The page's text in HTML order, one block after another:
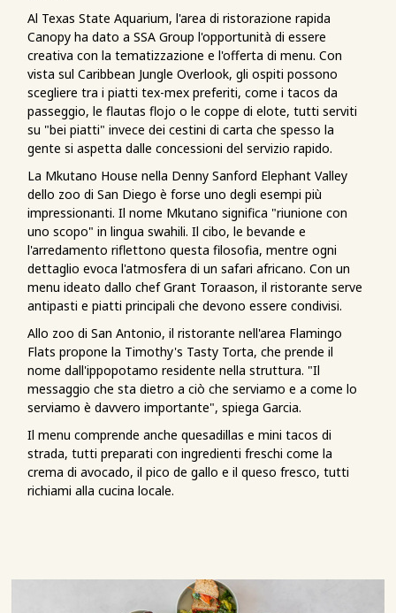
Al Texas State Aquarium, l'area di ristorazione rapida
Canopy ha dato a SSA Group l'opportunità di essere
creativa con la tematizzazione e l'offerta di menu. Con
vista sul Caribbean Jungle Overlook, gli ospiti possono
scegliere tra i piatti tex-mex preferiti, come i tacos da
passeggio, le flautas flojo o le coppe di elote, tutti serviti
su "bei piatti" invece dei cestini di carta che spesso la
gente si aspetta dalle concessioni del servizio rapido.
La Mkutano House nella Denny Sanford Elephant Valley
dello zoo di San Diego è forse uno degli esempi più
impressionanti. Il nome Mkutano significa "riunione con
uno scopo" in lingua swahili. Il cibo, le bevande e
l'arredamento riflettono questa filosofia, mentre ogni
dettaglio evoca l'atmosfera di un safari africano. Con un
menu ideato dallo chef Grant Toraason, il ristorante serve
antipasti e piatti principali che devono essere condivisi.
Allo zoo di San Antonio, il ristorante nell'area Flamingo
Flats propone la Timothy's Tasty Torta, che prende il
nome dall'ippopotamo residente nella struttura. "Il
messaggio che sta dietro a ciò che serviamo e a come lo
serviamo è davvero importante", spiega Garcia.
Il menu comprende anche quesadillas e mini tacos di
strada, tutti preparati con ingredienti freschi come la
crema di avocado, il pico de gallo e il queso fresco, tutti
richiami alla cucina locale.